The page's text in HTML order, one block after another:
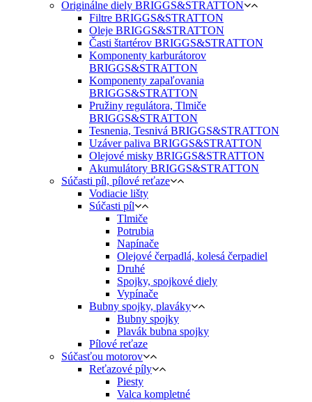
Originálne diely BRIGGS&STRATTON
Filtre BRIGGS&STRATTON
Oleje BRIGGS&STRATTON
Časti štartérov BRIGGS&STRATTON
Komponenty karburátorov
BRIGGS&STRATTON
Komponenty zapaľovania
BRIGGS&STRATTON
Pružiny regulátora, Tlmiče
BRIGGS&STRATTON
Tesnenia, Tesnivá BRIGGS&STRATTON
Uzáver paliva BRIGGS&STRATTON
Olejové misky BRIGGS&STRATTON
Akumulátory BRIGGS&STRATTON
Súčasti píl, pílové reťaze
Vodiacie lišty
Súčasti píl
Tlmiče
Potrubia
Napínače
Olejové čerpadlá, kolesá čerpadiel
Druhé
Spojky, spojkové diely
Vypínače
Bubny spojky, plaváky
Bubny spojky
Plavák bubna spojky
Pílové reťaze
Súčasťou motorov
Reťazové píly
Piesty
Valca kompletné